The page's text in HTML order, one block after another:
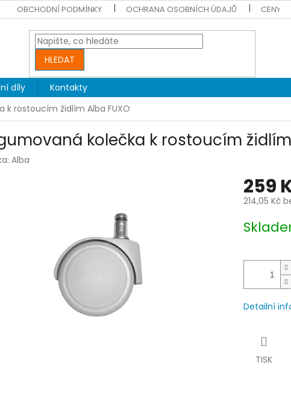
OBCHODNÍ PODMÍNKY OCHRANA OSOBNÍCH ÚDAJŮ CENY
HLEDAT
díly
Kontakty
k rostoucím židlím Alba FUXO
kolečka k rostoucím židlím
Alba
259
214,05 Kč
cena:
Detailní
TISK